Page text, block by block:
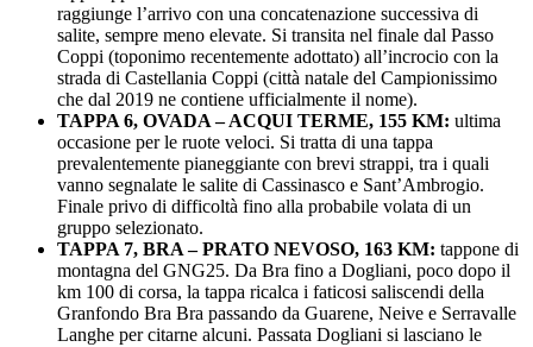
raggiunge l’arrivo con una concatenazione successiva di
salite, sempre meno elevate. Si transita nel finale dal Passo
Coppi (toponimo recentemente adottato) all’incrocio con la
strada di Castellania Coppi (città natale del Campionissimo
che dal 2019 ne contiene ufficialmente il nome).
TAPPA 6, OVADA – ACQUI TERME, 155 KM: ultima
occasione per le ruote veloci. Si tratta di una tappa
prevalentemente pianeggiante con brevi strappi, tra i quali
vanno segnalate le salite di Cassinasco e Sant’Ambrogio.
Finale privo di difficoltà fino alla probabile volata di un
gruppo selezionato.
TAPPA 7, BRA – PRATO NEVOSO, 163 KM: tappone di
montagna del GNG25. Da Bra fino a Dogliani, poco dopo il
km 100 di corsa, la tappa ricalca i faticosi saliscendi della
Granfondo Bra Bra passando da Guarene, Neive e Serravalle
Langhe per citarne alcuni. Passata Dogliani si lasciano le